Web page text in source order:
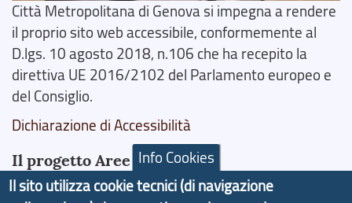
Città Metropolitana di Genova si impegna a rendere
il proprio sito web accessibile, conformemente al
D.lgs. 10 agosto 2018, n.106 che ha recepito la
direttiva UE 2016/2102 del Parlamento europeo e
del Consiglio.
Dichiarazione di Accessibilità
Il progetto Aree Interne
Info Cookies
Il sito utilizza cookie tecnici (di navigazione